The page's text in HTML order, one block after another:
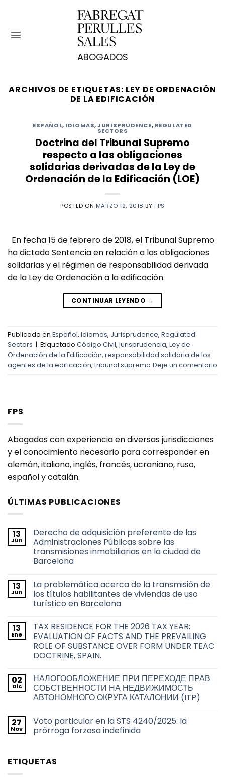
contenido
ARCHIVOS DE ETIQUETAS: LEY DE ORDENACIÓN
DE LA EDIFICACIÓN
ESPAÑOL, IDIOMAS,JURISPRUDENCE, REGULATED
SECTORS
Doctrina del Tribunal Supremo
respecto a las obligaciones
solidarias derivadas de la Ley de
Ordenación de la Edificación (LOE)
POSTED ON MARZO 12, 2018 BY FPS
En fecha 15 de febrero de 2018, el Tribunal Supremo
ha dictado Sentencia en relación a las obligaciones
solidarias y el régimen de responsabilidad derivada
de la Ley de Ordenación a la edificación.
CONTINUAR LEYENDO →
Publicado en Español, Idiomas, Jurisprudence, Regulated
Sectors | Etiquetado Código Civil, jurisprudencia, Ley de
Ordenación de la Edificación, responsabilidad solidaria de los
agentes de la edificación, tribunal supremo Deje un comentario
FPS
Abogados con experiencia en diversas jurisdicciones
y el conocimiento necesario para corresponder en
alemán, italiano, inglés, francés, ucraniano, ruso,
español y catalán.
ÚLTIMAS PUBLICACIONES
13
Jun
Derecho de adquisición preferente de las
Administraciones Públicas sobre las
transmisiones inmobiliarias en la ciudad de
Barcelona
comentarios
en
Derecho
de
de
las
Administraciones
Públicas
sobre
las
en
la
ciudad
de
Barcelona
13
Jun
La problemática acerca de la transmisión de
los títulos habilitantes de viviendas de uso
turístico en Barcelona
comentarios
en
La
problemática
acerca
de
de
los
títulos
habilitantes
de
uso
turístico
en
13
Ene
TAX RESIDENCE FOR THE 2026 TAX YEAR:
EVALUATION OF FACTS AND THE PREVAILING
ROLE OF SUBSTANCE OVER FORM UNDER TEAC
DOCTRINE, SPAIN.
comentarios
en
TAX
RESIDENCE
2026
TAX
YEAR:
EVALUATION
THE
02
Dic
НАЛОГООБЛОЖЕНИЕ ПРИ ПЕРЕХОДЕ ПРАВ
СОБСТВЕННОСТИ НА НЕДВИЖИМОСТЬ
АВТОНОМНОГО ОКРУГА КАТАЛОНИИ (ITP)
comentarios
en
НАЛОГООБЛОЖЕНИЕ
СОБСТВЕННОСТИ
НА
27
Nov
Voto particular en la STS 4240/2025: la
prórroga forzosa indefinida
en
Voto
ETIQUETAS